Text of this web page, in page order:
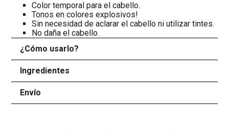
Color temporal para el cabello.
Tonos en colores explosivos!
Sin necesidad de aclarar el cabello ni utilizar tintes.
No daña el cabello.
¿Cómo usarlo?
Ingredientes
Envío